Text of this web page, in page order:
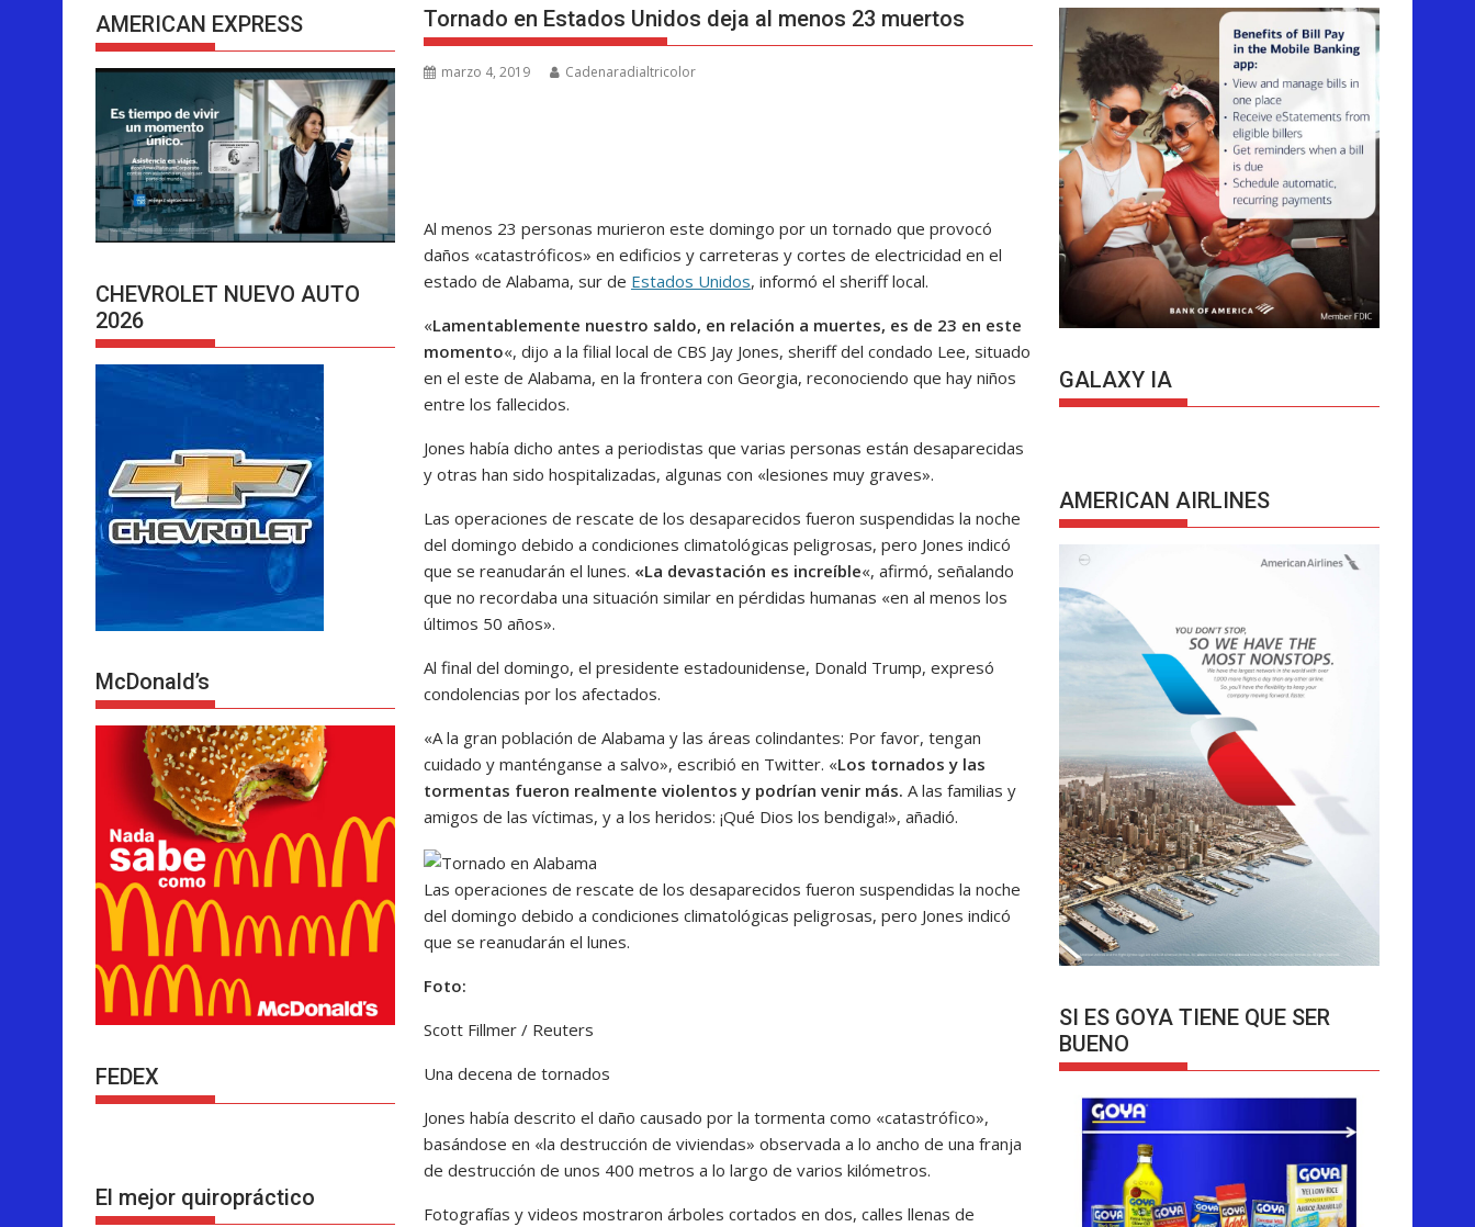
Tornado en Estados Unidos deja al menos 23 muertos
marzo 4, 2019 Cadenaradialtricolor
Al menos 23 personas murieron este domingo por un tornado que provocó
daños «catastróficos» en edificios y carreteras y cortes de electricidad en el
estado de Alabama, sur de Estados Unidos, informó el sheriff local.
«Lamentablemente nuestro saldo, en relación a muertes, es de 23 en este
momento«, dijo a la filial local de CBS Jay Jones, sheriff del condado Lee, situado
en el este de Alabama, en la frontera con Georgia, reconociendo que hay niños
entre los fallecidos.
Jones había dicho antes a periodistas que varias personas están desaparecidas
y otras han sido hospitalizadas, algunas con «lesiones muy graves».
Las operaciones de rescate de los desaparecidos fueron suspendidas la noche
del domingo debido a condiciones climatológicas peligrosas, pero Jones indicó
que se reanudarán el lunes. «La devastación es increíble«, afirmó, señalando
que no recordaba una situación similar en pérdidas humanas «en al menos los
últimos 50 años».
Al final del domingo, el presidente estadounidense, Donald Trump, expresó
condolencias por los afectados.
«A la gran población de Alabama y las áreas colindantes: Por favor, tengan
cuidado y manténganse a salvo», escribió en Twitter. «Los tornados y las
tormentas fueron realmente violentos y podrían venir más. A las familias y
amigos de las víctimas, y a los heridos: ¡Qué Dios los bendiga!», añadió.
Las operaciones de rescate de los desaparecidos fueron suspendidas la noche
del domingo debido a condiciones climatológicas peligrosas, pero Jones indicó
que se reanudarán el lunes.
Foto:
Scott Fillmer / Reuters
Una decena de tornados
Jones había descrito el daño causado por la tormenta como «catastrófico»,
basándose en «la destrucción de viviendas» observada a lo ancho de una franja
de destrucción de unos 400 metros a lo largo de varios kilómetros.
Fotografías y videos mostraron árboles cortados en dos, calles llenas de
AMERICAN EXPRESS
CHEVROLET NUEVO AUTO
2026
McDonald’s
FEDEX
El mejor quiropráctico
GALAXY IA
AMERICAN AIRLINES
SI ES GOYA TIENE QUE SER
BUENO